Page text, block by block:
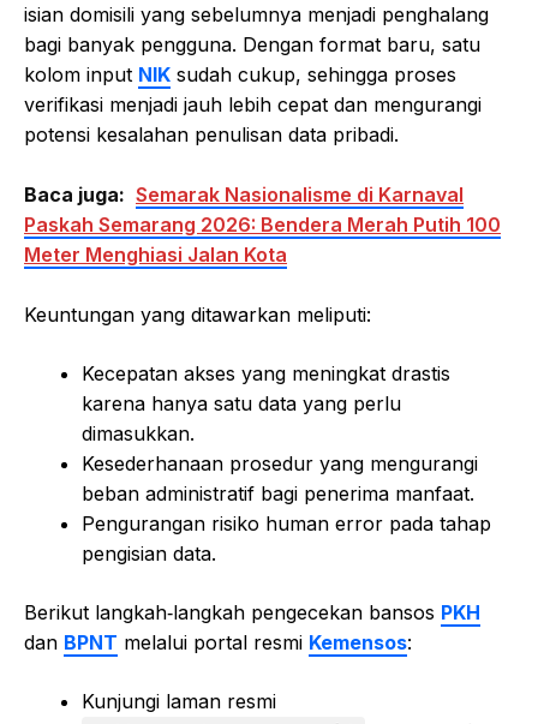
isian domisili yang sebelumnya menjadi penghalang
bagi banyak pengguna. Dengan format baru, satu
kolom input NIK sudah cukup, sehingga proses
verifikasi menjadi jauh lebih cepat dan mengurangi
potensi kesalahan penulisan data pribadi.
Baca juga: Semarak Nasionalisme di Karnaval
Paskah Semarang 2026: Bendera Merah Putih 100
Meter Menghiasi Jalan Kota
Keuntungan yang ditawarkan meliputi:
Kecepatan akses yang meningkat drastis
karena hanya satu data yang perlu
dimasukkan.
Kesederhanaan prosedur yang mengurangi
beban administratif bagi penerima manfaat.
Pengurangan risiko human error pada tahap
pengisian data.
Berikut langkah‑langkah pengecekan bansos PKH
dan BPNT melalui portal resmi Kemensos:
Kunjungi laman resmi